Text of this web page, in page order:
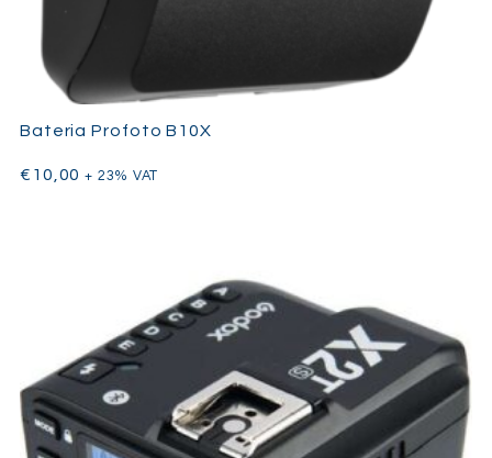
Bateria Profoto B10X
€ 10,00 + 23% VAT